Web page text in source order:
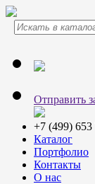
Отправить
+7 (499) 653
Каталог
Портфолио
Контакты
О нас